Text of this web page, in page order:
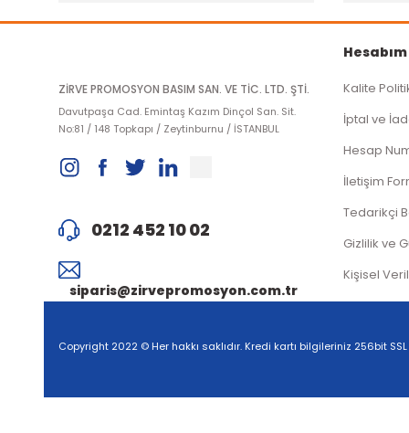
ZİRVE PROMOSYON BASIM SAN. VE TİC. LTD. ŞTİ.
Davutpaşa Cad. Emintaş Kazım Dinçol San. Sit.
No:81 / 148 Topkapı / Zeytinburnu / İSTANBUL
0212 452 10 02
siparis@zirvepromosyon.com.tr
Hesabım
Kalite
İptal ve
Hesap
İletişim
Tedarikçi
Gizlilik ve
Kişisel
Copyright 2022 © Her hakkı saklıdır. Kredi kartı bilgileriniz 256bit